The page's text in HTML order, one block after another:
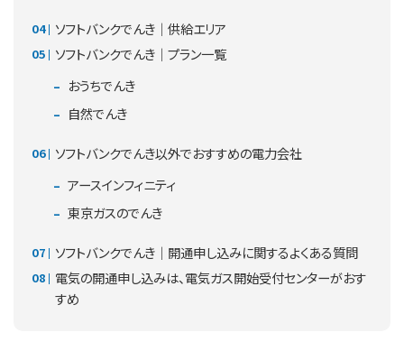
ソフトバンクでんき｜供給エリア
ソフトバンクでんき｜プラン一覧
おうちでんき
自然でんき
ソフトバンクでんき以外でおすすめの電力会社
アースインフィニティ
東京ガスのでんき
ソフトバンクでんき｜開通申し込みに関するよくある質問
電気の開通申し込みは、電気ガス開始受付センターがおす
すめ